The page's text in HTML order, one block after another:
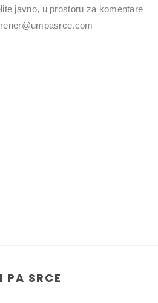
javno, u prostoru za komentare
PA SRCE